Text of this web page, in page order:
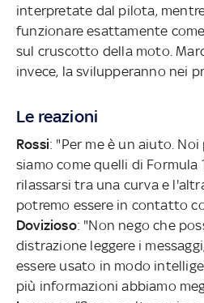
interpretate dal pilota,
funzionare esattamente
sul cruscotto della moto.
invece, la svilupperanno nei
Le reazioni
Rossi: "Per me è un aiuto.
siamo come quelli di Formula
rilassarsi tra una curva e
potremo essere in contatto
Dovizioso: "Non nego che
distrazione leggere i
essere usato in modo
più informazioni abbiamo